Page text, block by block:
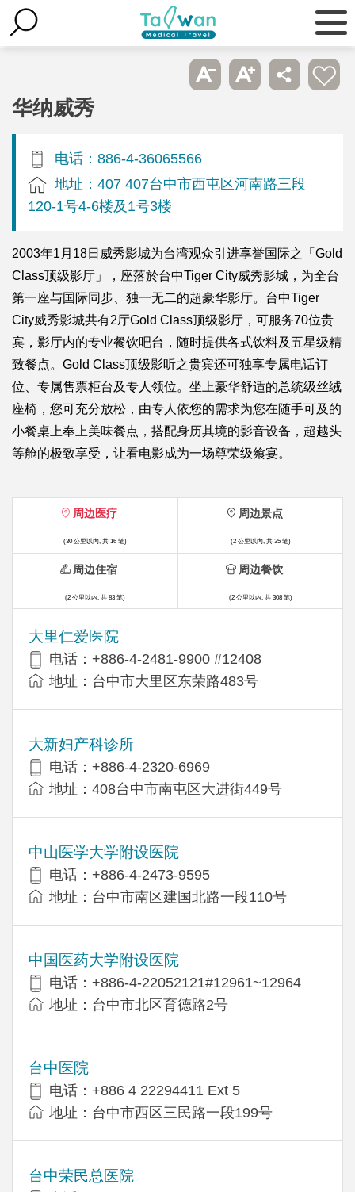
华纳威秀
电话：886-4-36065566
地址：407 407台中市西屯区河南路三段
120-1号4-6楼及1号3楼
2003年1月18日威秀影城为台湾观众引进享誉国际之「Gold
Class顶级影厅」，座落於台中Tiger City威秀影城，为全台
第一座与国际同步、独一无二的超豪华影厅。台中Tiger
City威秀影城共有2厅Gold Class顶级影厅，可服务70位贵
宾，影厅内的专业餐饮吧台，随时提供各式饮料及五星级精
致餐点。Gold Class顶级影听之贵宾还可独享专属电话订
位、专属售票柜台及专人领位。坐上豪华舒适的总统级丝绒
座椅，您可充分放松，由专人依您的需求为您在随手可及的
小餐桌上奉上美味餐点，搭配身历其境的影音设备，超越头
等舱的极致享受，让看电影成为一场尊荣级飨宴。
周边医疗
(30 公里以内, 共 16 笔)
大里仁爱医院
电话：+886-4-2481-9900 #12408
地址：台中市大里区东荣路483号
大新妇产科诊所
电话：+886-4-2320-6969
地址：408台中市南屯区大进街449号
中山医学大学附设医院
电话：+886-4-2473-9595
地址：台中市南区建国北路一段110号
中国医药大学附设医院
电话：+886-4-22052121#12961~12964
地址：台中市北区育德路2号
台中医院
电话：+886 4 22294411 Ext 5
地址：台中市西区三民路一段199号
台中荣民总医院
周边景点
(2 公里以内, 共 35 笔)
周边住宿
(2 公里以内, 共 83 笔)
周边餐饮
(2 公里以内, 共 308 笔)